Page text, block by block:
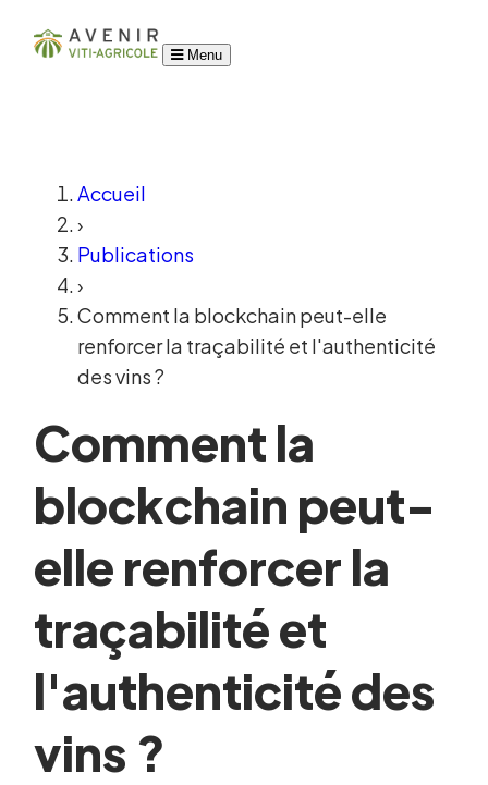
Menu
Accueil
›
Publications
›
Comment la blockchain peut-elle
renforcer la traçabilité et l'authenticité
des vins ?
Comment la
blockchain peut-
elle renforcer la
traçabilité et
l'authenticité des
vins ?